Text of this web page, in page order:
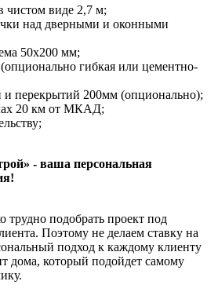
чистом виде 2,7 м;
над дверными и оконными
50х200 мм;
гибкая или цементно-
и перекрытий 200мм (опционально);
20 км от МКАД;
- ваша персональная
подобрать проект под
Поэтому не делаем ставку на
подход к каждому клиенту
дома, который подойдет самому